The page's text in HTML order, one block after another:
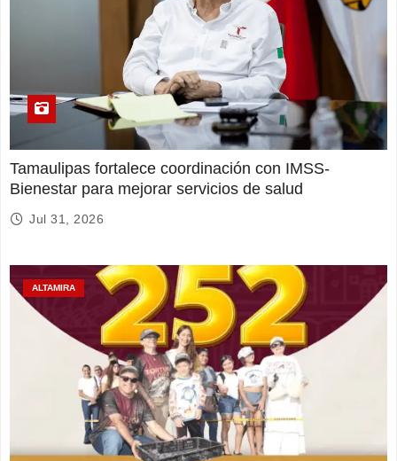
Tamaulipas fortalece coordinación con IMSS-
Bienestar para mejorar servicios de salud
Jul 31, 2026
ALTAMIRA